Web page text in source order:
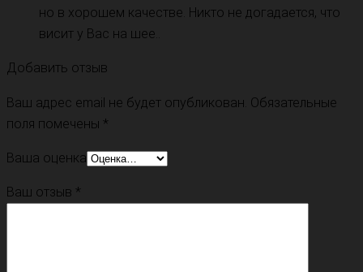
но в хорошем качестве. Никто не догадается, что
висит у Вас на шее..
Добавить отзыв
Ваш адрес email не будет опубликован. Обязательные
поля помечены *
Ваша оценка
Ваш отзыв *